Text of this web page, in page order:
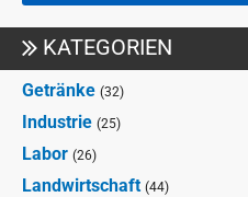
KATEGORIEN
Getränke (32)
Industrie (25)
Labor (26)
Landwirtschaft (44)